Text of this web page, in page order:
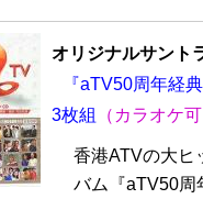
オリジナルサント
『aTV50周年経
3枚組
（カラオケ
香港ATVの大ヒ
バム『aTV50周